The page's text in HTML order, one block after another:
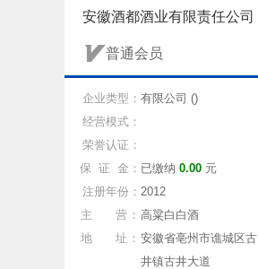
安徽酒都酒业有限责任公司
普通会员
企业类型： 有限公司 ()
经营模式：
荣誉认证：
保 证 金： 已缴纳 0.00 元
注册年份： 2012
主 营： 高粱白白酒
地 址： 安徽省亳州市谯城区古
井镇古井大道